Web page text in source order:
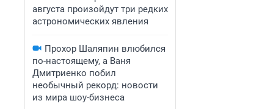
августа произойдут три редких
астрономических явления
Прохор Шаляпин влюбился
по-настоящему, а Ваня
Дмитриенко побил
необычный рекорд: новости
из мира шоу-бизнеса